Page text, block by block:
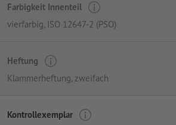
Farbigkeit Innenteil
vierfarbig, ISO 12647-2 (PSO)
Heftung
Klammerheftung, zweifach
Kontrollexemplar